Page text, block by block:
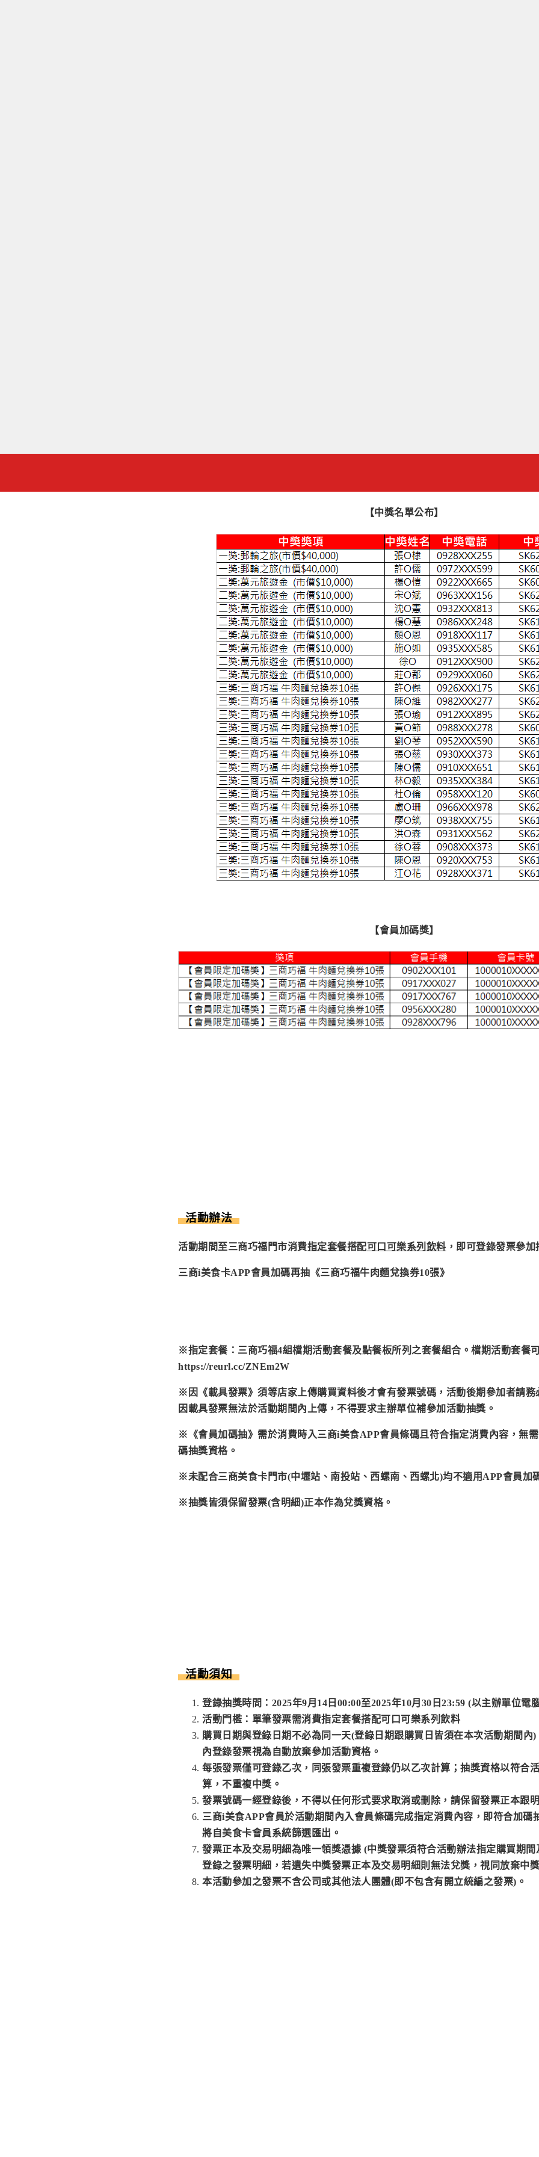
【中獎名單公布】
【會員加碼獎】
活動辦法
活動期間至三商巧福門市消費指定套餐搭配可口可樂系列飲料 ，即可登錄發票參加
三商i美食卡APP會員加碼再抽《三商巧福牛肉麵兌換券10張》
※指定套餐：三商巧福4組檔期活動套餐及點餐板所列之套餐組合。 檔期活動套餐
https://reurl.cc/ZNEm2W
※因《載具發票》須等店家上傳購買資料後才會有發票號碼，活動後期參加者請務
因載具發票無法於活動期間內上傳，不得要求主辦單位補參加活動抽獎。
※《會員加碼抽》需於消費時入三商i美食APP會員條碼且符合指定消費內容，無
碼抽獎資格。
※未配合三商美食卡門市(中壢站、南投站、西螺南、西螺北)均不適用APP會員加
※抽獎皆須保留發票(含明細)正本作為兌獎資格。
活動須知
登錄抽獎時間：2025年9月14日00:00至2025年10月30日23:59 (以主辦單位電
活動門檻：單筆發票需消費指定套餐搭配可口可樂系列飲料
購買日期與登錄日期不必為同一天(登錄日期跟購買日皆須在本次活動期間內
內登錄發票視為自動放棄參加活動資格。
每張發票僅可登錄乙次，同張發票重複登錄仍以乙次計算；抽獎資格以符合
算，不重複中獎。
發票號碼一經登錄後，不得以任何形式要求取消或刪除，請保留發票正本跟
三商i美食APP會員於活動期間內入會員條碼完成指定消費內容，即符合加碼
將自美食卡會員系統篩選匯出。
發票正本及交易明細為唯一領獎憑據 (中獎發票須符合活動辦法指定購買期
登錄之發票明細，若遺失中獎發票正本及交易明細則無法兌獎，視同放棄中
本活動參加之發票不含公司或其他法人團體(即不包含有開立統編之發票)。